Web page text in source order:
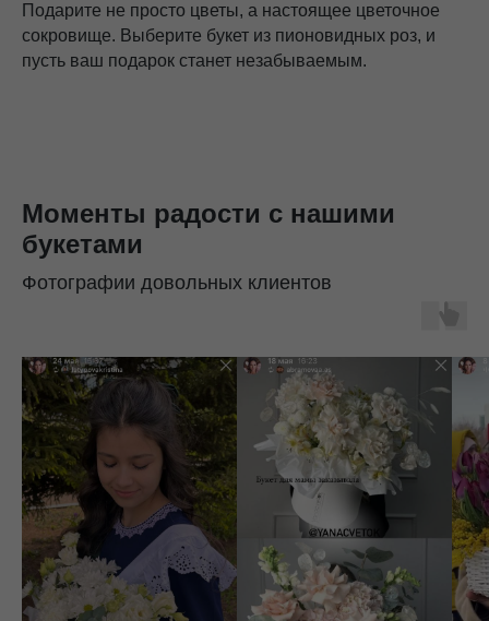
Подарите не просто цветы, а настоящее цветочное
сокровище. Выберите букет из пионовидных роз, и
пусть ваш подарок станет незабываемым.
Моменты радости с нашими
букетами
Фотографии довольных клиентов